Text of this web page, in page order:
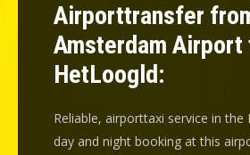
Airporttransfer
Amsterdam Airport
HetLoogld:
Reliable, airporttaxi service in the
day and night booking at this